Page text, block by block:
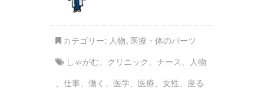
カテゴリー: 人物, 医療・体のパーツ
しゃがむ、 クリニック 、 ナース 、
人物
、 仕事、 働く 、 医学、 医療、 女性、 座る